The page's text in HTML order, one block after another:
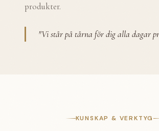
produkter.
"Vi står på tårna för dig alla dagar
KUNSKAP & VERKTYG